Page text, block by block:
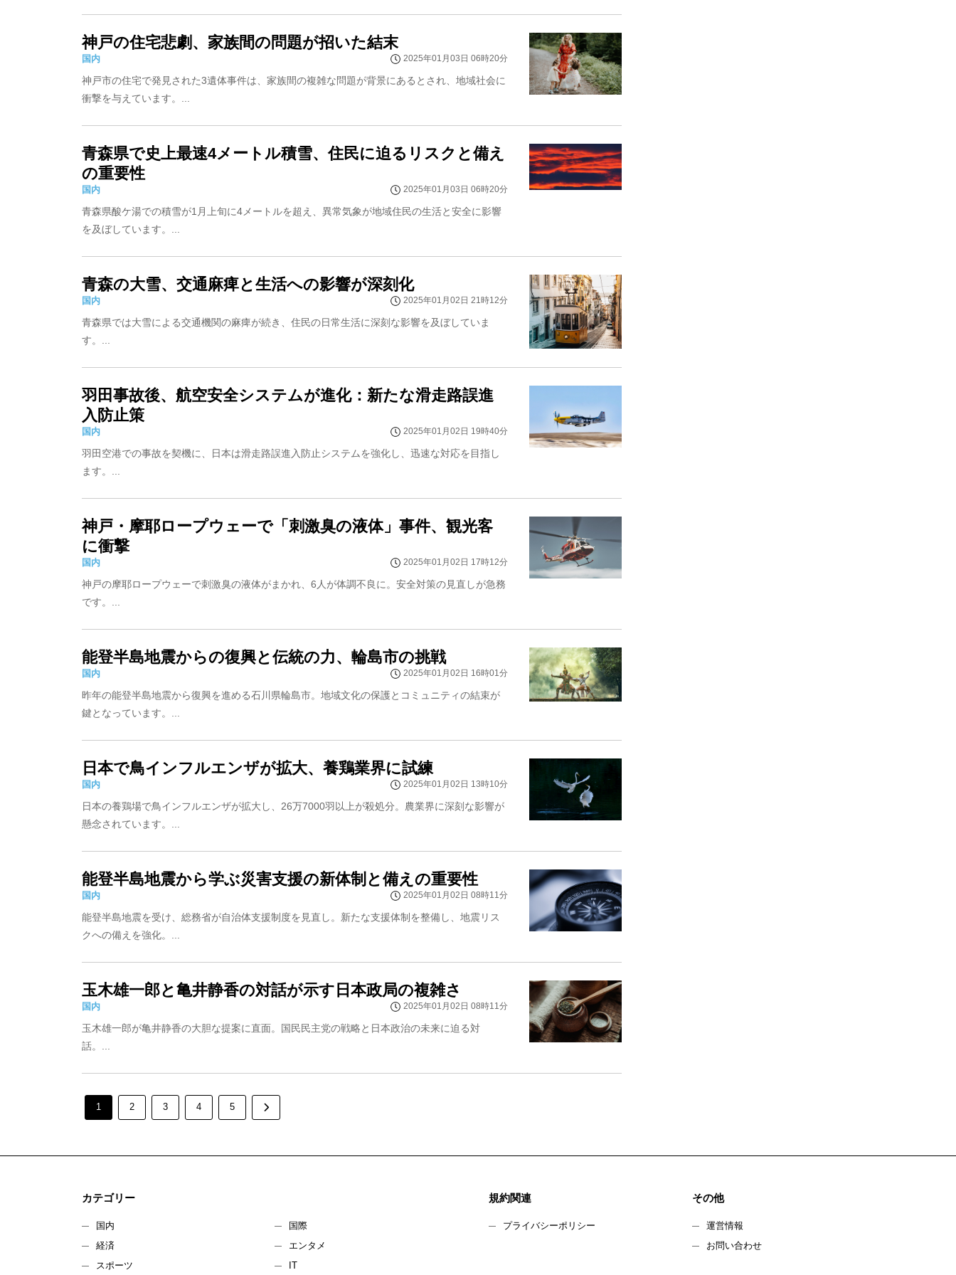
神戸の住宅悲劇、家族間の問題が招いた結末
国内 2025年01月03日 06時20分
神戸市の住宅で発見された3遺体事件は、家族間の複雑な問題が背景にあるとされ、地域社会に
衝撃を与えています。...
青森県で史上最速4メートル積雪、住民に迫るリスクと備え
の重要性
国内 2025年01月03日 06時20分
青森県酸ケ湯での積雪が1月上旬に4メートルを超え、異常気象が地域住民の生活と安全に影響
を及ぼしています。...
青森の大雪、交通麻痺と生活への影響が深刻化
国内 2025年01月02日 21時12分
青森県では大雪による交通機関の麻痺が続き、住民の日常生活に深刻な影響を及ぼしていま
す。...
羽田事故後、航空安全システムが進化：新たな滑走路誤進
入防止策
国内 2025年01月02日 19時40分
羽田空港での事故を契機に、日本は滑走路誤進入防止システムを強化し、迅速な対応を目指し
ます。...
神戸・摩耶ロープウェーで「刺激臭の液体」事件、観光客
に衝撃
国内 2025年01月02日 17時12分
神戸の摩耶ロープウェーで刺激臭の液体がまかれ、6人が体調不良に。安全対策の見直しが急務
です。...
能登半島地震からの復興と伝統の力、輪島市の挑戦
国内 2025年01月02日 16時01分
昨年の能登半島地震から復興を進める石川県輪島市。地域文化の保護とコミュニティの結束が
鍵となっています。...
日本で鳥インフルエンザが拡大、養鶏業界に試練
国内 2025年01月02日 13時10分
日本の養鶏場で鳥インフルエンザが拡大し、26万7000羽以上が殺処分。農業界に深刻な影響が
懸念されています。...
能登半島地震から学ぶ災害支援の新体制と備えの重要性
国内 2025年01月02日 08時11分
能登半島地震を受け、総務省が自治体支援制度を見直し。新たな支援体制を整備し、地震リス
クへの備えを強化。...
玉木雄一郎と亀井静香の対話が示す日本政局の複雑さ
国内 2025年01月02日 08時11分
玉木雄一郎が亀井静香の大胆な提案に直面。国民民主党の戦略と日本政治の未来に迫る対
話。...
1 2 3 4 5
カテゴリー
国内
国際
経済
エンタメ
スポーツ
IT
規約関連
プライバシーポリシー
その他
運営情報
お問い合わせ